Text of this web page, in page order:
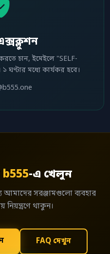
চান, ইমেইলে "SELF-
ঘণ্টার মধ্যে কার্যকর হবে।
b555-এ খেলুন
আমাদের সরঞ্জামগুলো ব্যবহার
থাকুন।
FAQ দেখুন